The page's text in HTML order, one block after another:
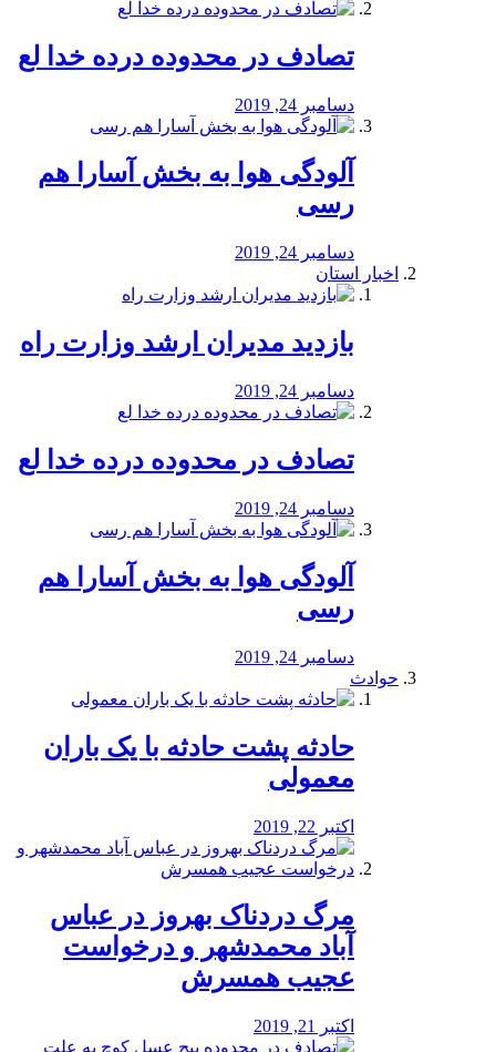
تصادف در محدوده درده خدا لع
دسامبر 24, 2019
آلودگی هوا به بخش آسارا هم
رسی
دسامبر 24, 2019
اخبار استان
بازدید مدیران ارشد وزارت راه
دسامبر 24, 2019
تصادف در محدوده درده خدا لع
دسامبر 24, 2019
آلودگی هوا به بخش آسارا هم
رسی
دسامبر 24, 2019
حوادث
️حادثه پشت حادثه با یک باران
معمولی
اکتبر 22, 2019
مرگ دردناک بهروز در عباس
آباد محمدشهر و درخواست
عجیب همسرش
اکتبر 21, 2019